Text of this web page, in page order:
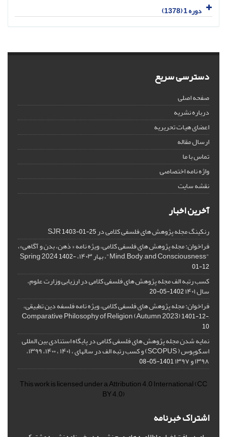
دوره 1 (1378)
دسترسی سریع
صفحه اصلی
درباره نشریه
اعضای هیات تحریریه
ارسال مقاله
تماس با ما
واژه نامه اختصاصی
نقشه سایت
آخرین اخبار
رنکینگ مجله پژوهش های فلسفی کلامی در SJR1403-01-25
فراخوان: مجله پژوهش های فلسفی کلامی، ویژه نامه « ذهن، بدن و آگاهی»،
"Mind, Body, and Consciousness"، بهار ۱۴۰۳، Spring 2024
1402-
01-12
کسب رتبه الف مجله پژوهش های فلسفی کلامی در ارزیابی وزارت علوم،
سال ۱۴۰۱ 1402-05-20
فراخوان: مجله پژوهش های فلسفی کلامی، ویژه نامه فلسفه دین تطبیقی،
,Comparative Philosophy of Religion (Autumn 2023)
1401-12-
10
نمایه شدن مجله پژوهش های فلسفی کلامی در پایگاه استنادی بین المللی
اسکوپوس ( SCOPUS) و کسب رتبه الف در سالهای ، ۱۴۰۱ ، ۱۴۰۰، ۱۳۹۹،
۱۳۹۸ و ۱۳۹۷ 1401-05-08
This work is licensed under aAttribution 4.0 International(CC
BY 4.0)
اشتراک خبرنامه